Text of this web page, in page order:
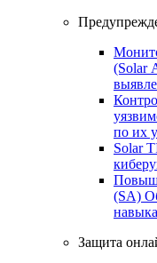
(Solar
по их
Solar
(SA)
Защита